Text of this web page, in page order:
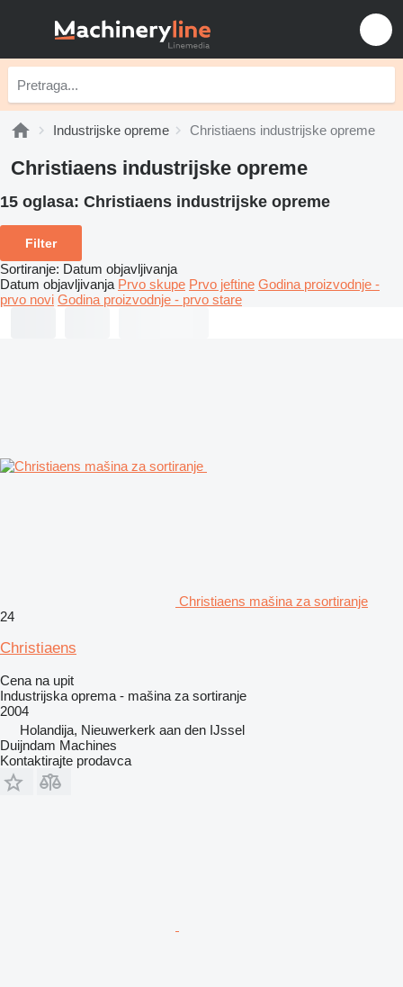
Industrijske opreme Christiaens industrijske opreme
Christiaens industrijske opreme
15 oglasa: Christiaens industrijske opreme
Filter
Sortiranje: Datum objavljivanja
Datum objavljivanja Prvo skupe Prvo jeftine Godina proizvodnje -
prvo novi Godina proizvodnje - prvo stare
Christiaens mašina za sortiranje
24
Christiaens
Cena na upit
Industrijska oprema - mašina za sortiranje
2004
Holandija, Nieuwerkerk aan den IJssel
Duijndam Machines
Kontaktirajte prodavca